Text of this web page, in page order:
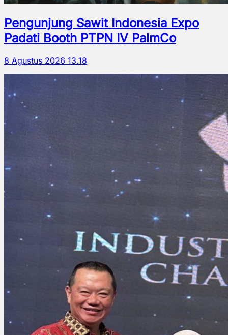
Pengunjung Sawit Indonesia Expo
Padati Booth PTPN IV PalmCo
8 Agustus 2026 13.18